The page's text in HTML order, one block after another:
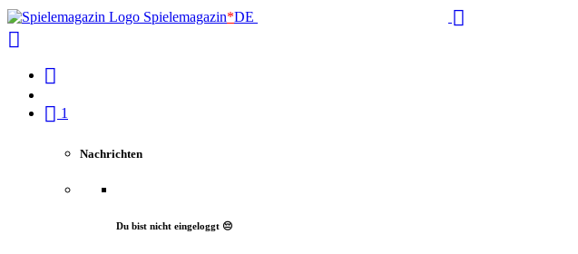
Spielemagazin*DE
1
Nachrichten
Du bist nicht eingeloggt 😔